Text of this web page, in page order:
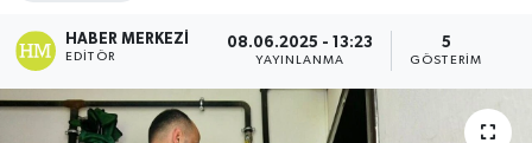
HABER MERKEZI
EDITÖR
08.06.2025 - 13:23
YAYINLANMA
5
GÖSTERIM